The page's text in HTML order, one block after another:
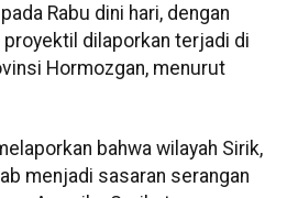
Rabu dini hari, dengan
proyektil dilaporkan terjadi di
Hormozgan, menurut
bahwa wilayah Sirik,
menjadi sasaran serangan